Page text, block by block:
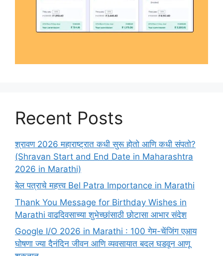
Recent Posts
श्रावण 2026 महाराष्ट्रात कधी सुरू होतो आणि कधी संपतो?
(Shravan Start and End Date in Maharashtra
2026 in Marathi)
बेल पत्राचे महत्त्व Bel Patra Importance in Marathi
Thank You Message for Birthday Wishes in
Marathi वाढदिवसाच्या शुभेच्छांसाठी छोटासा आभार संदेश
Google I/O 2026 in Marathi : 100 गेम-चेंजिंग एआय
घोषणा ज्या दैनंदिन जीवन आणि व्यवसायात बदल घडवून आणू